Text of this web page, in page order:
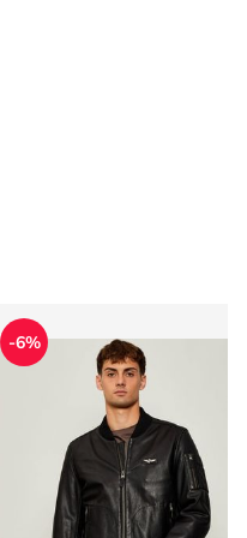
Kurtka męska na wiosnę
-6%